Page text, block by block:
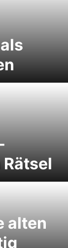
alten